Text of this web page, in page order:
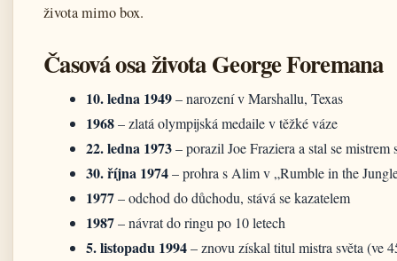
života mimo box.
Časová osa života George Foremana
10. ledna 1949– narození v Marshallu, Texas
1968– zlatá olympijská medaile v těžké váze
22. ledna 1973– porazil Joe Fraziera a stal se mistrem
30. října 1974– prohra s Alim v „Rumble in the
1977– odchod do důchodu, stává se kazatelem
1987– návrat do ringu po 10 letech
5. listopadu 1994– znovu získal titul mistra světa (ve